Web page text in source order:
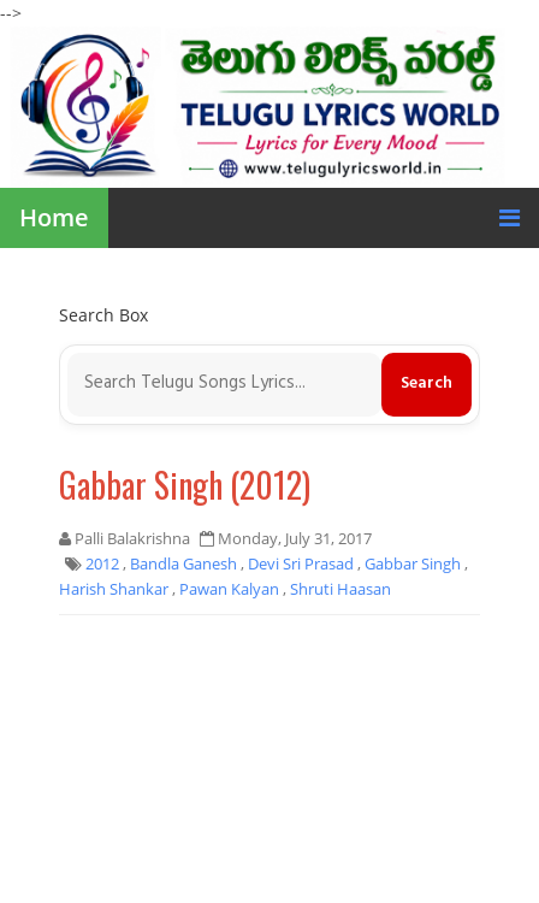
-->
Home
Search Box
Gabbar Singh (2012)
Palli Balakrishna
Monday, July 31, 2017
2012, Bandla Ganesh , Devi Sri Prasad ,Gabbar Singh ,
Harish Shankar, Pawan Kalyan ,Shruti Haasan